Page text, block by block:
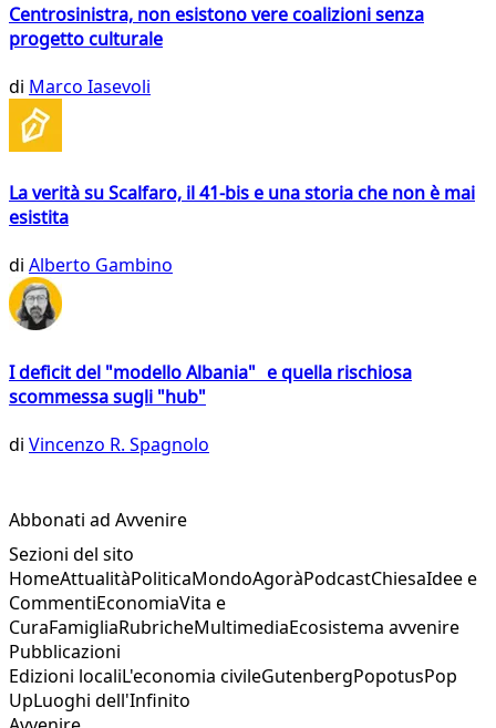
Centrosinistra, non esistono vere coalizioni senza
progetto culturale
di Marco Iasevoli
La verità su Scalfaro, il 41-bis e una storia che non è mai
esistita
di Alberto Gambino
I deficit del "modello Albania" e quella rischiosa
scommessa sugli "hub"
di Vincenzo R. Spagnolo
Abbonati ad Avvenire
Sezioni del sito
HomeAttualitàPoliticaMondoAgoràPodcastChiesaIdee e
CommentiEconomiaVita e
CuraFamigliaRubricheMultimediaEcosistema avvenire
Pubblicazioni
Edizioni localiL'economia civileGutenbergPopotusPop
UpLuoghi dell'Infinito